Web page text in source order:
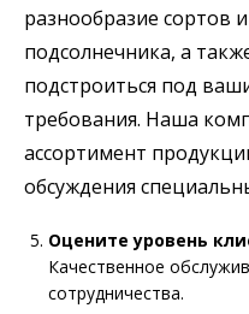
разнообразие сортов
подсолнечника, а
подстроиться под
требования. Наша
ассортимент
обсуждения
Оцените уровень
Качественное
сотрудничества.